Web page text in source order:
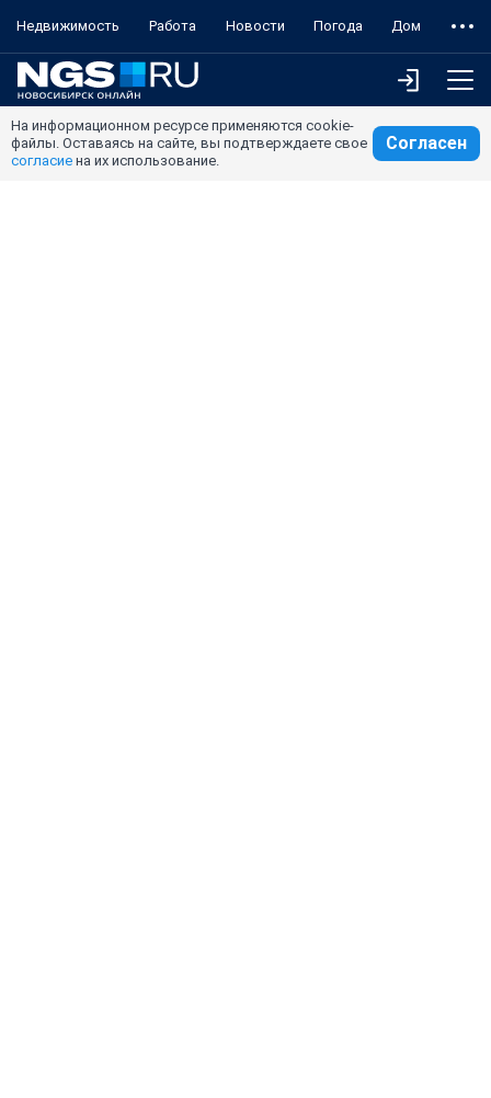
Недвижимость Работа Новости Погода Дом
На информационном ресурсе применяются cookie-
файлы. Оставаясь на сайте, вы подтверждаете свое
согласие на их использование.
Согласен